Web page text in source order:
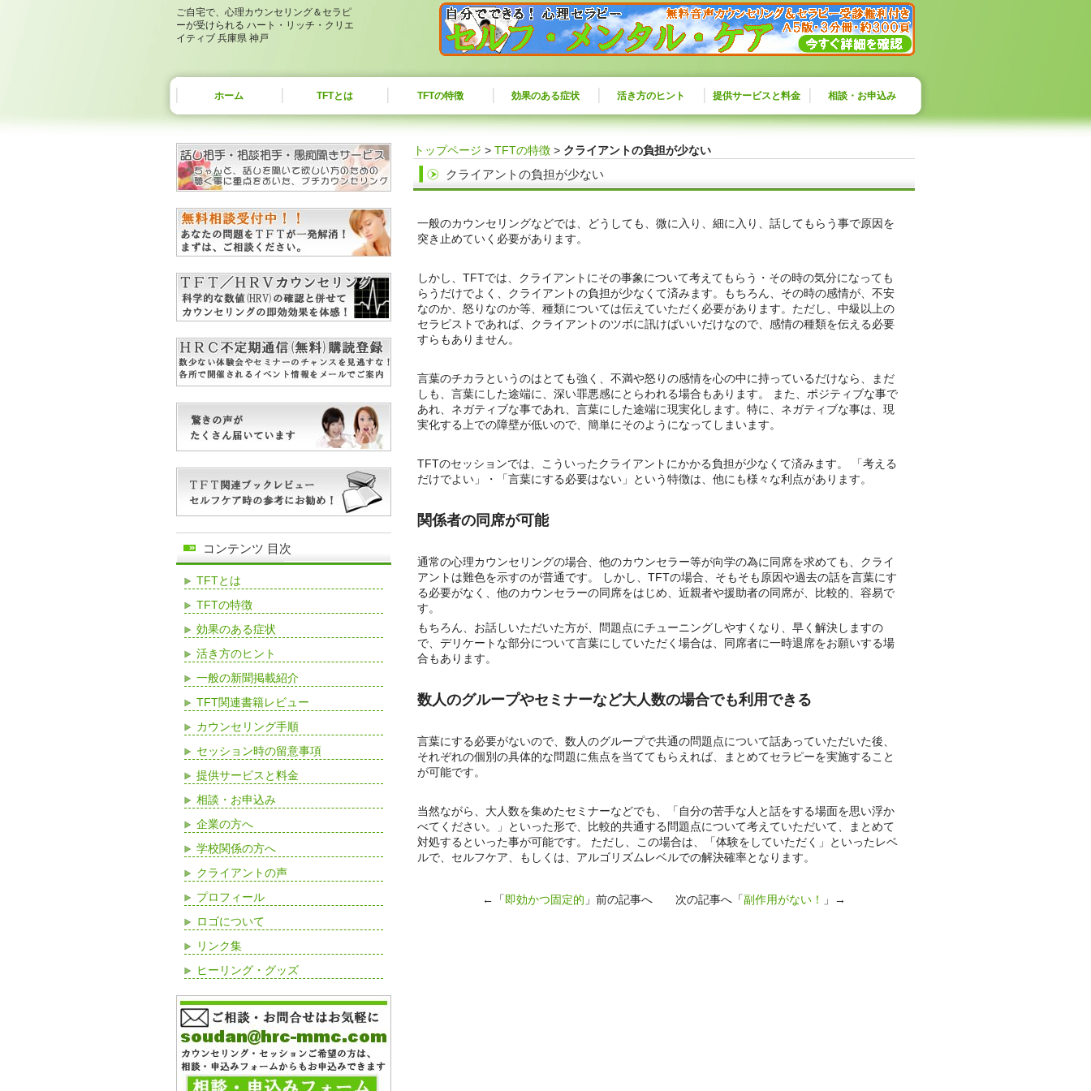
ご自宅で、心理カウンセリング＆セラピ
ーが受けられる ハート・リッチ・クリエ
イティブ 兵庫県 神戸
ホーム TFTとは TFTの特徴 効果のある症状 活き方のヒント 提供サービスと料金 相談・お申込み
トップページ > TFTの特徴 > クライアントの負担が少ない
クライアントの負担が少ない
一般のカウンセリングなどでは、どうしても、微に入り、細に入り、話してもらう事で原因を
突き止めていく必要があります。
しかし、TFTでは、クライアントにその事象について考えてもらう・その時の気分になっても
らうだけでよく、クライアントの負担が少なくて済みます。もちろん、その時の感情が、不安
なのか、怒りなのか等、種類については伝えていただく必要があります。ただし、中級以上の
セラピストであれば、クライアントのツボに訊けばいいだけなので、感情の種類を伝える必要
すらもありません。
言葉のチカラというのはとても強く、不満や怒りの感情を心の中に持っているだけなら、まだ
しも、言葉にした途端に、深い罪悪感にとらわれる場合もあります。 また、ポジティブな事で
あれ、ネガティブな事であれ、言葉にした途端に現実化します。特に、ネガティブな事は、現
実化する上での障壁が低いので、簡単にそのようになってしまいます。
TFTのセッションでは、こういったクライアントにかかる負担が少なくて済みます。 「考える
だけでよい」・「言葉にする必要はない」という特徴は、他にも様々な利点があります。
関係者の同席が可能
通常の心理カウンセリングの場合、他のカウンセラー等が向学の為に同席を求めても、クライ
アントは難色を示すのが普通です。 しかし、TFTの場合、そもそも原因や過去の話を言葉にす
る必要がなく、他のカウンセラーの同席をはじめ、近親者や援助者の同席が、比較的、容易で
す。
もちろん、お話しいただいた方が、問題点にチューニングしやすくなり、早く解決しますの
で、デリケートな部分について言葉にしていただく場合は、同席者に一時退席をお願いする場
合もあります。
数人のグループやセミナーなど大人数の場合でも利用できる
言葉にする必要がないので、数人のグループで共通の問題点について話あっていただいた後、
それぞれの個別の具体的な問題に焦点を当ててもらえれば、まとめてセラピーを実施すること
が可能です。
当然ながら、大人数を集めたセミナーなどでも、「自分の苦手な人と話をする場面を思い浮か
べてください。」といった形で、比較的共通する問題点について考えていただいて、まとめて
対処するといった事が可能です。 ただし、この場合は、「体験をしていただく」といったレベ
ルで、セルフケア、もしくは、アルゴリズムレベルでの解決確率となります。
←「 即効かつ固定的 」前の記事へ 次の記事へ「副作用がない！ 」→
コンテンツ 目次
TFTとは
TFTの特徴
効果のある症状
活き方のヒント
一般の新聞掲載紹介
TFT関連書籍レビュー
カウンセリング手順
セッション時の留意事項
提供サービスと料金
相談・お申込み
企業の方へ
学校関係の方へ
クライアントの声
プロフィール
ロゴについて
リンク集
ヒーリング・グッズ